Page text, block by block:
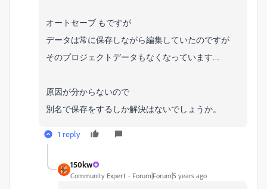
オートセーブ もですが
データは常に保存しながら編集していたのですが
そのプロジェクトデータもなくなっています…
原因が分からないので
別名で保存をするしか解決はないでしょうか。
1 reply
150kw
Community Expert Forum|Forum|5 years ago